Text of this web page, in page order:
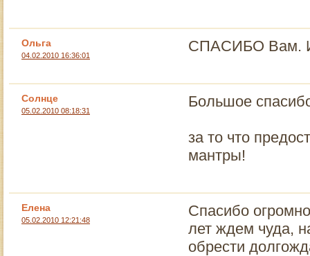
Ольга
04.02.2010 16:36:01
СПАСИБО Вам.
Солнце
05.02.2010 08:18:31
Большое
за то что
мантры!
Елена
05.02.2010 12:21:48
Спасибо
лет ждем чуда,
обрести